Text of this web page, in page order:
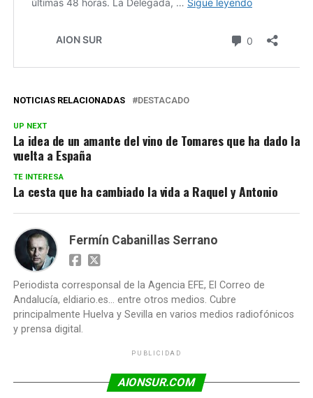
NOTICIAS RELACIONADAS DESTACADO
UP NEXT
La idea de un amante del vino de Tomares que ha dado la
vuelta a España
TE INTERESA
La cesta que ha cambiado la vida a Raquel y Antonio
Fermín Cabanillas Serrano
Periodista corresponsal de la Agencia EFE, El Correo de
Andalucía, eldiario.es... entre otros medios. Cubre
principalmente Huelva y Sevilla en varios medios radiofónicos
y prensa digital.
PUBLICIDAD
AIONSUR.COM